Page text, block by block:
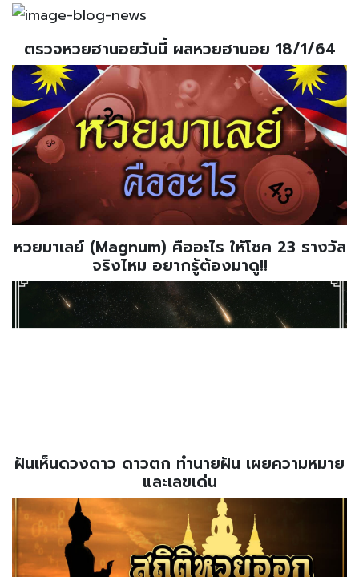
ตรวจหวยฮานอยวันนี้ ผลหวยฮานอย 18/1/64
หวยมาเลย์ (Magnum) คืออะไร ให้โชค 23 รางวัล
จริงไหม อยากรู้ต้องมาดู!!
ฝันเห็นดวงดาว ดาวตก ทำนายฝัน เผยความหมาย
และเลขเด่น